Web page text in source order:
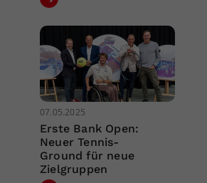
07.05.2025
Erste Bank Open:
Neuer Tennis-
Ground für neue
Zielgruppen